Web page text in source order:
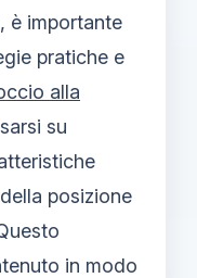
è importante
pratiche e
alla
su
posizione
in modo